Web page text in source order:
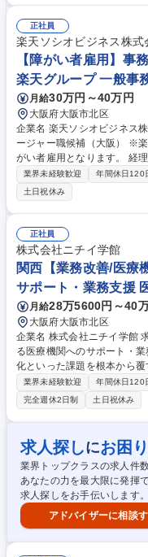
て障がいのある社員への理
る社員の業務に関する取り
将来的には、リーダーとし
管理業務を担当いただきます 募集職種 【大阪】未経験歓迎/ヤンマーG/障
がい者雇用スタッフマネジメ
正社員
楽天ソシオビジネス株式
【障がい者雇用】
楽天グループ 一般事
月給30万円～40万円
大阪府大阪市北区
企業名 楽天ソシオビジネス株式会社 求人名 【障がい者
ージャー職候補（大阪） ※楽天グループ 仕事の内
がい者雇用となります。 経
るグループのマネジメントをして頂きます。
ー労務管理、考課評価対応
衝、運用の構築・改善、人
託費用の見込み管理、新規
業務全般 募集職種 【障がい者雇用】事務系マネージャー職候補（大阪）
※楽天グループ
業界未経験歓迎 年間休日120
土日祝休み
正社員
株式会社ニチイ学館
関西【業務改善/医療
サポート・業務支援
月給28万5600円～40
大阪府大阪市北区
企業名 株式会社ニチイ学館 求人名 関西【業務改善/医療機関】課題を抱え
る医療機関へのサポート・業務支援 仕事の内容 現場の長
化といった課題を根本から
当社にて、契約医療機関先
改善及びマネジメント業務をお任せします。 【
ト】■ユーザー先での実務対
の見直し、適切な役割分担
施策の立案・実行■新しい運
化・標準化と横展開】■改善
支店や事業本部などの関係
も適用可能にするため「全社標準化」の推進 募
療機関】課題を抱える医療
業界未経験歓迎 年間休日120
完全週休2日制
土日祝休み
求人探しにお困り
業界トップクラスの求人件
あなたの力を最大限に発揮
求人探しをお手伝いします。
アドバイザーに相談